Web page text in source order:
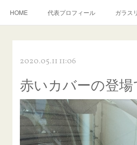
HOME 代表プロフィール ガラス
飛び石施工料金について
当店へのアクセス 建築ガラスキズ取り
【プロ使用】フッ素系ガラストリートメント『
当店の良心的価格の
欧州車モールの白サビやシミを落とす！
instagram記事
2020.05.11 11:06
赤いカバーの登場